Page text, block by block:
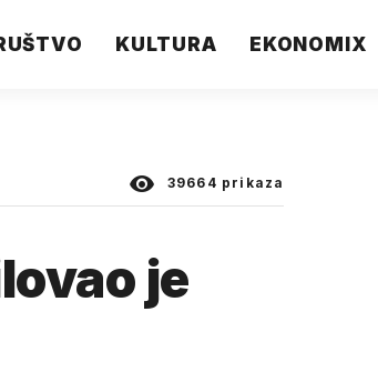
KULTURA EKONOMIX
39664 prikaza
je